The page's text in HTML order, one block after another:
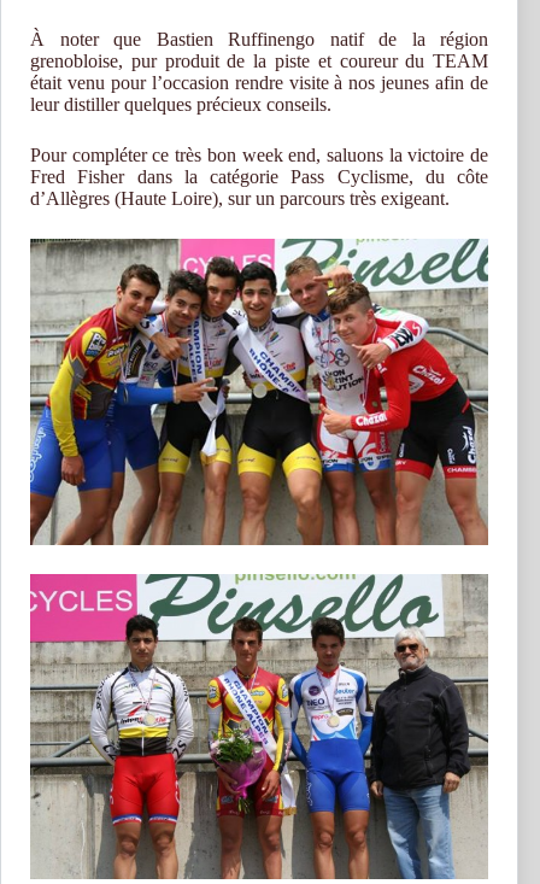
À noter que Bastien Ruffinengo natif de la région
grenobloise, pur produit de la piste et coureur du TEAM
était venu pour l’occasion rendre visite à nos jeunes afin de
leur distiller quelques précieux conseils.
Pour compléter ce très bon week end, saluons la victoire de
Fred Fisher dans la catégorie Pass Cyclisme, du côte
d’Allègres (Haute Loire), sur un parcours très exigeant.